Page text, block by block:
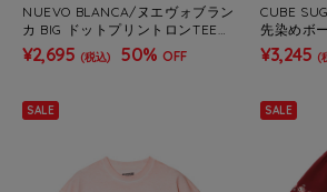
NUEVO BLANCA/ヌエヴォブラン
カ BIG ドットプリントロンTEE
(WOMENS)
¥2,695 (税込) 50% OFF
CUBE
先染めボ
テッチPO
¥3,245 (
SALE SALE